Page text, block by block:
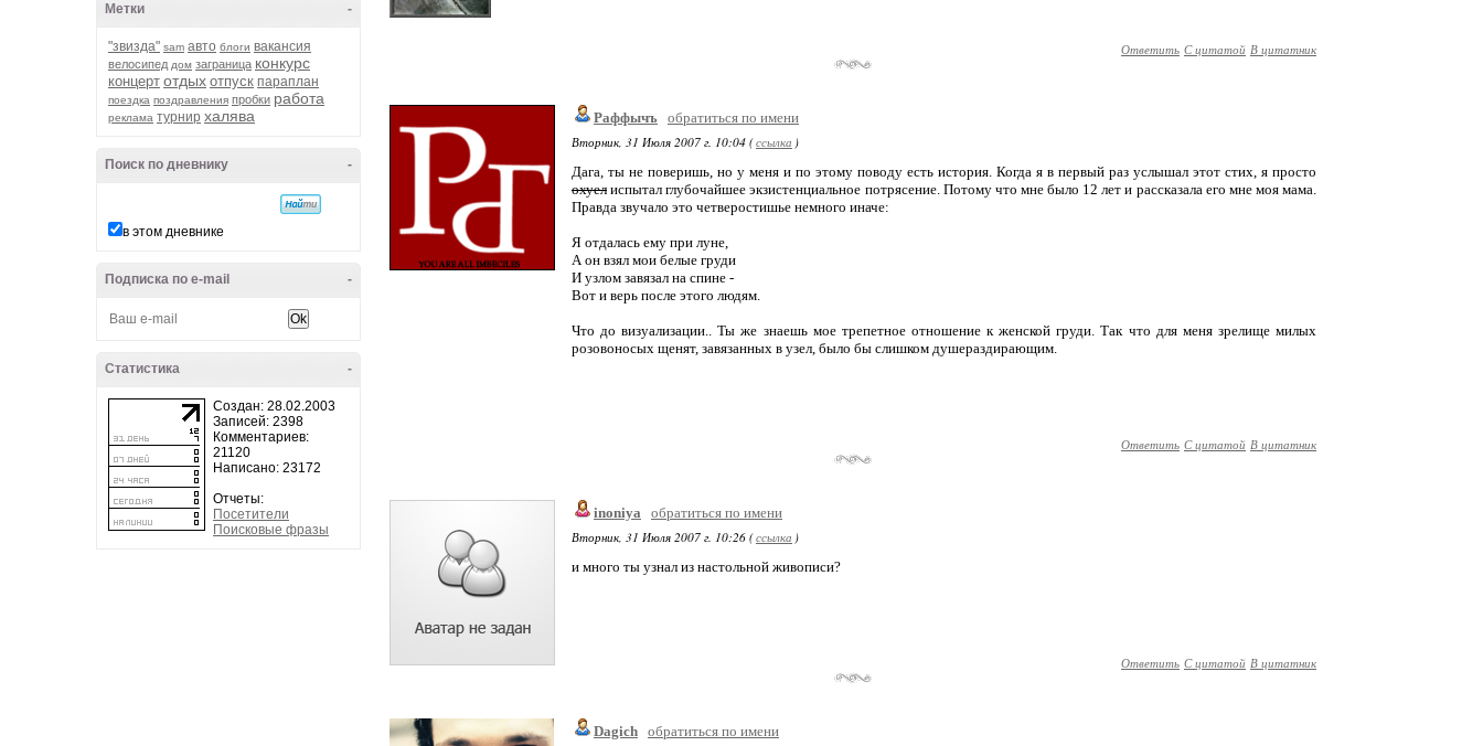
-
Метки
"звизда" sam авто блоги вакансия
велосипед дом заграница конкурс
концерт отдых отпуск параплан
поездка поздравления пробки работа
реклама турнир халява
-
Поиск по дневнику
в этом дневнике
-
Подписка по e-mail
-
Статистика
Создан: 28.02.2003
Записей: 2398
Комментариев:
21120
Написано: 23172
Отчеты:
Посетители
Поисковые фразы
Ответить С цитатой В цитатник
Раффычъ обратиться по имени
Вторник, 31 Июля 2007 г. 10:04 (ссылка )
Дага, ты не поверишь, но у меня и по этому поводу есть история. Когда я в первый раз услышал этот стих, я просто
охуел испытал глубочайшее экзистенциальное потрясение. Потому что мне было 12 лет и рассказала его мне моя мама.
Правда звучало это четверостишье немного иначе:
Я отдалась ему при луне,
А он взял мои белые груди
И узлом завязал на спине -
Вот и верь после этого людям.
Что до визуализации.. Ты же знаешь мое трепетное отношение к женской груди. Так что для меня зрелище милых
розовоносых щенят, завязанных в узел, было бы слишком душераздирающим.
Ответить С цитатой В цитатник
inoniya
обратиться по имени
Вторник, 31 Июля 2007 г. 10:26 (ссылка )
и много ты узнал из настольной живописи?
Ответить С цитатой В цитатник
Dagich обратиться по имени